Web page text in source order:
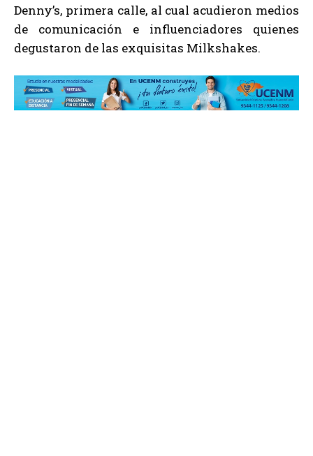
Denny’s, primera calle, al cual acudieron medios
de comunicación e influenciadores quienes
degustaron de las exquisitas Milkshakes.